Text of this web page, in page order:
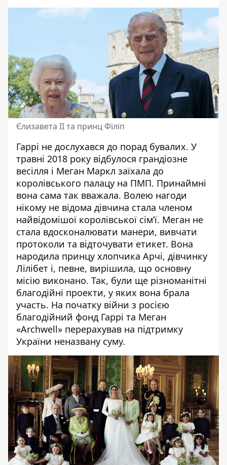
Єлизавета II та принц Філіп
Гаррі не дослухався до порад бувалих. У
травні 2018 року відбулося грандіозне
весілля і Меган Маркл заїхала до
королівського палацу на ПМП. Принаймні
вона сама так вважала. Волею нагоди
нікому не відома дівчина стала членом
найвідомішої королівської сім’ї. Меган не
стала вдосконалювати манери, вивчати
протоколи та відточувати етикет. Вона
народила принцу хлопчика Арчі, дівчинку
Лілібет і, певне, вирішила, що основну
місію виконано. Так, були ще різноманітні
благодійні проекти, у яких вона брала
участь. На початку війни з росією
благодійний фонд Гаррі та Меган
«Archwell» перерахував на підтримку
України неназвану суму.